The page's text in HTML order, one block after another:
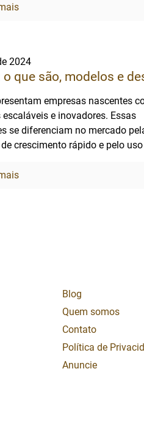
2024
que são, modelos e
empresas nascentes
e inovadores. Essas
se diferenciam no mercado
crescimento rápido e pelo uso
Blog
Quem somos
Contato
Política de
Anuncie